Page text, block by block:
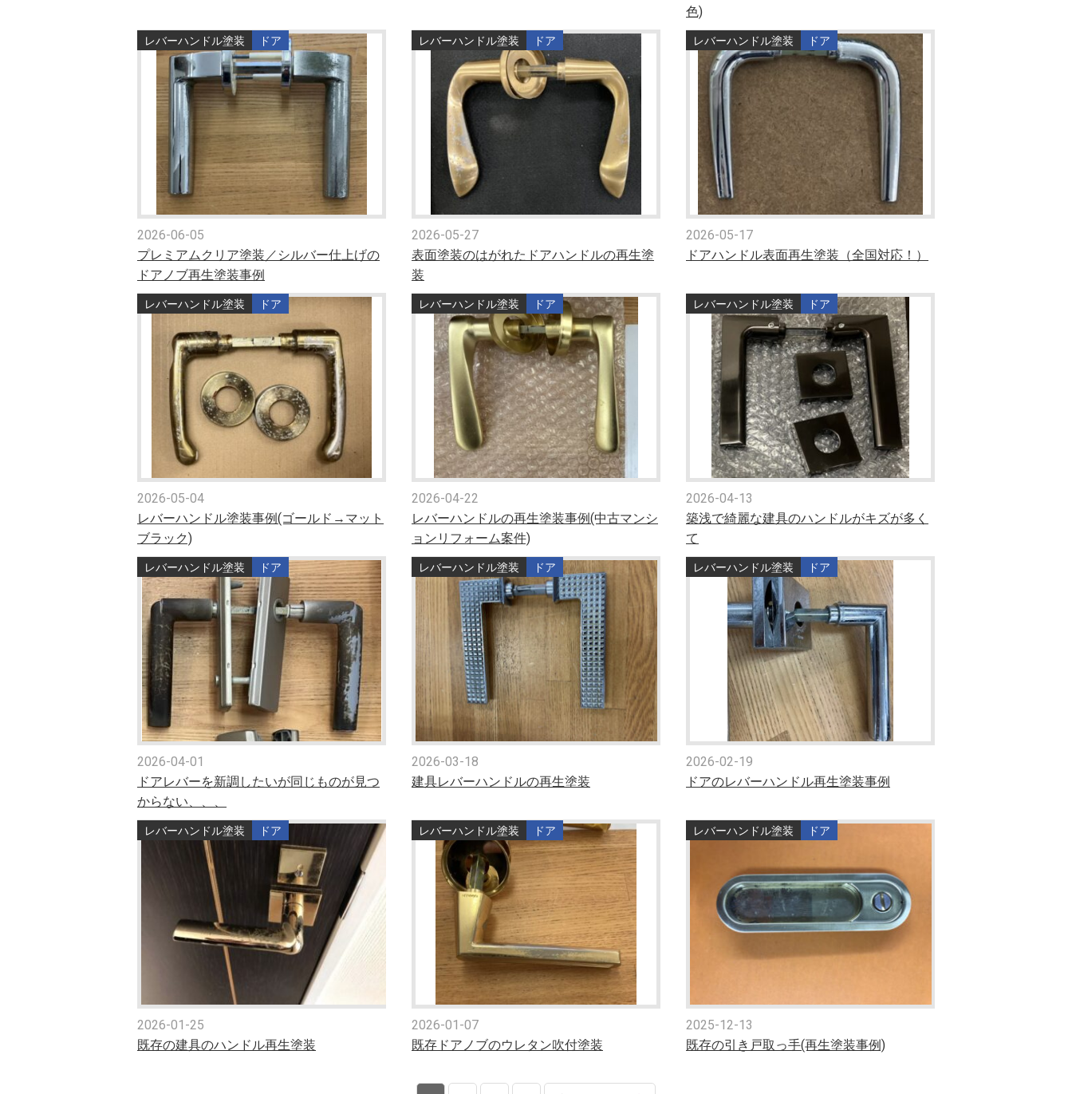
色)
レバーハンドル塗装 ドア
2026-06-05
プレミアムクリア塗装／シルバー仕上げの
ドアノブ再生塗装事例
レバーハンドル塗装 ドア
2026-05-27
表面塗装のはがれたドアハンドルの再生塗
装
レバーハンドル塗装 ドア
2026-05-17
ドアハンドル表面再生塗装（全国対応！）
レバーハンドル塗装 ドア
2026-05-04
レバーハンドル塗装事例(ゴールド→マット
ブラック)
レバーハンドル塗装 ドア
2026-04-22
レバーハンドルの再生塗装事例(中古マンシ
ョンリフォーム案件)
レバーハンドル塗装 ドア
2026-04-13
築浅で綺麗な建具のハンドルがキズが多く
て
レバーハンドル塗装 ドア
2026-04-01
ドアレバーを新調したいが同じものが見つ
からない、、、
レバーハンドル塗装 ドア
2026-03-18
建具レバーハンドルの再生塗装
レバーハンドル塗装 ドア
2026-02-19
ドアのレバーハンドル再生塗装事例
レバーハンドル塗装 ドア
2026-01-25
既存の建具のハンドル再生塗装
レバーハンドル塗装 ドア
2026-01-07
既存ドアノブのウレタン吹付塗装
レバーハンドル塗装 ドア
2025-12-13
既存の引き戸取っ手(再生塗装事例)